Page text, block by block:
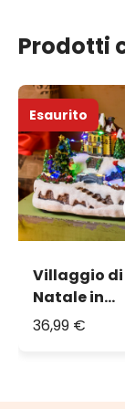
Prodotti
Esaurito
Villaggio di
Natale in
Polyresina,
36,99 €